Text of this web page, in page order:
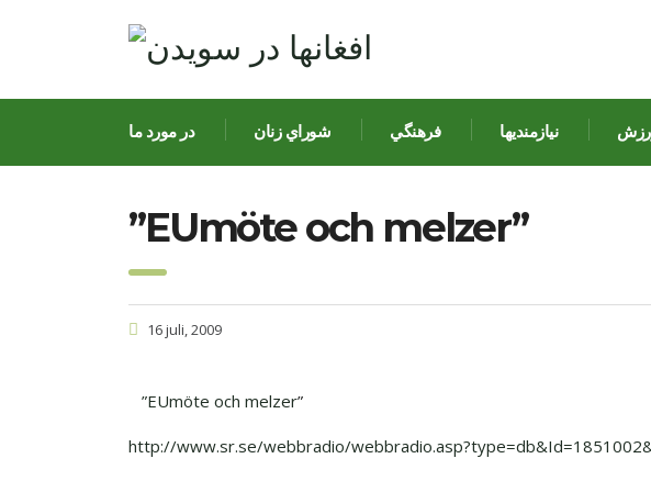
در مورد ما شوراي زنان فرهنگي نيازمنديها
”EUmöte och melzer”
16 juli, 2009
”EUmöte och melzer”
http://www.sr.se/webbradio/